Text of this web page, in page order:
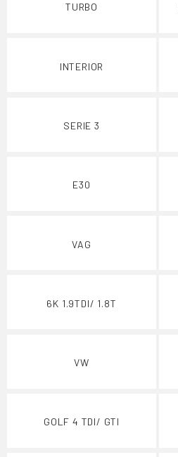
TURBO
INTERIOR
SERIE 3
E30
VAG
6K 1.9TDI/ 1.8T
VW
GOLF 4 TDI/ GTI